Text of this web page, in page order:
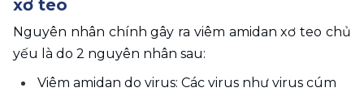
xơ teo
Nguyên nhân chính gây ra viêm amidan xơ teo chủ
yếu là do 2 nguyên nhân sau:
Viêm amidan do virus: Các virus như virus cúm